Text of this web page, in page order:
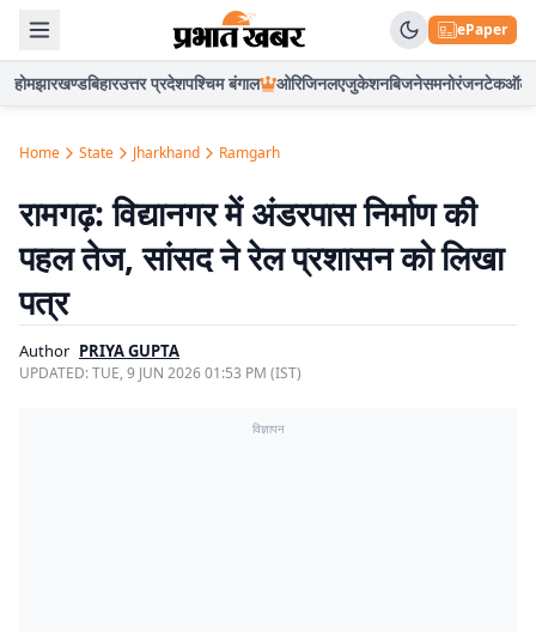
ePaper
होमझारखण्डबिहारउत्तर प्रदेशपश्चिम बंगाल ओरिजिनलएजुकेशनबिजनेसमनोरंजनटेकऑटो
Home State Jharkhand Ramgarh
रामगढ़: विद्यानगर में अंडरपास निर्माण की
पहल तेज, सांसद ने रेल प्रशासन को लिखा
पत्र
Author PRIYA GUPTA
UPDATED:TUE, 9 JUN 2026 01:53 PM (IST)
विज्ञापन